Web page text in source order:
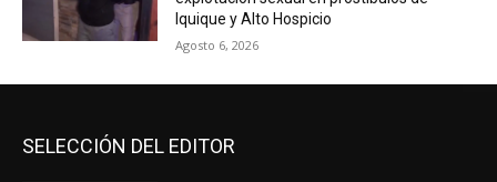
Iquique y Alto Hospicio
Agosto 6, 2026
SELECCIÓN DEL EDITOR